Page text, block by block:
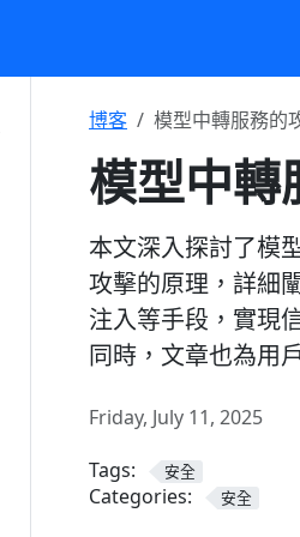
博客 模型中轉服務的
模型中轉
本文深入探討了模
攻擊的原理，詳細
注入等手段，實現
同時，文章也為用
Friday, July 11, 2025
Tags:
安全
Categories: 安全